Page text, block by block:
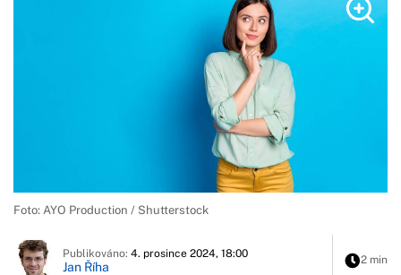
Foto: AYO Production / Shutterstock
Publikováno: 4. prosince 2024, 18:00
Jan Říha 2 min